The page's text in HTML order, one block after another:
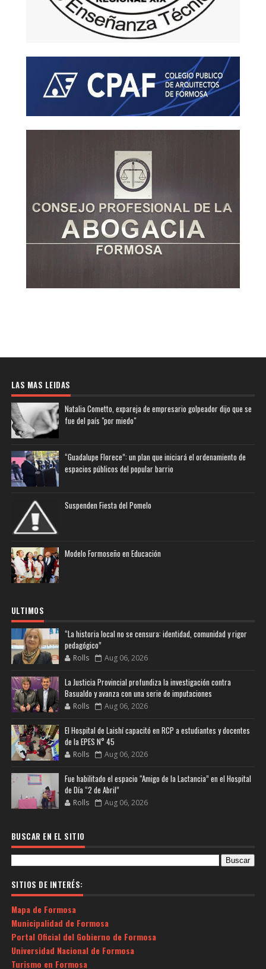
LAS MAS LEIDAS
Natalia Cometto, expareja de empresario golpeador dijo que se
fue del país "por miedo"
“Guadalupe Florece”: un plan que iniciará el ordenamiento de
espacios públicos del popular barrio
Suspenden Fiesta del Pomelo
Modelo Formoseño en Educación
ULTIMOS
“La historia local no se censura: identidad, comunidad y rigor
pedagógico”
Rolls Aug 06, 2026
La Justicia Provincial profundiza la investigación contra
Basualdo y avanza con una serie de imputaciones
Rolls Aug 06, 2026
El Hospital de Laishí capacitó en RCP a estudiantes y docentes
de la EPES N° 45
Rolls Aug 06, 2026
Fue habilitado el espacio “Amigo de la Lactancia” en el Hospital
de Día “2 de Abril”
Rolls Aug 06, 2026
BUSCAR EN EL SITIO
SITIOS DE INTERÉS:
Mapa de Formosa
Municipalidad de Formosa
Portal Oficial del Gobierno de Formosa
Universidad Nacional de Formosa
Turismo en Formosa